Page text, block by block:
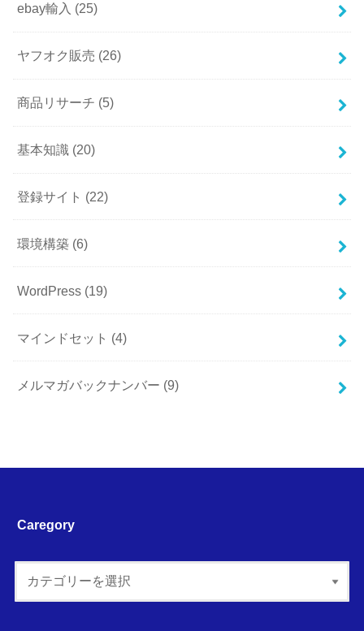
ebay輸入 (25)
ヤフオク販売 (26)
商品リサーチ (5)
基本知識 (20)
登録サイト (22)
環境構築 (6)
WordPress (19)
マインドセット (4)
メルマガバックナンバー (9)
Caregory